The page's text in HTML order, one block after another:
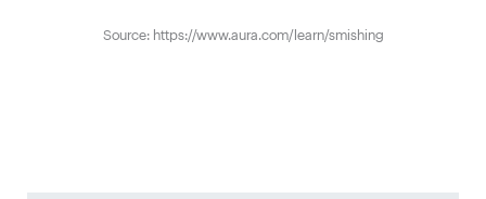
Source: https://www.aura.com/learn/smishing